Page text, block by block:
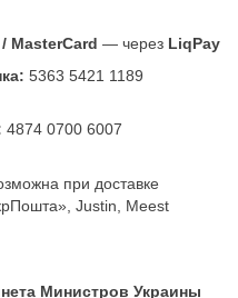
MasterCard — через LiqPay
5363 5421 1189
4874 0700 6007
при доставке
Justin, Meest
Министров Украины